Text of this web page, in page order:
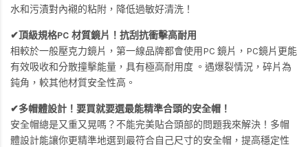
水和污漬對內襯的粘附，降低過敏好清洗！
✔頂級規格PC 材質鏡片！抗刮抗衝擊高耐用
相較於一般壓克力鏡片，第一線品牌都會使用PC 鏡片，PC鏡片更能
有效吸收和分散撞擊能量，具有極高耐用度 。遇爆裂情況，碎片為
鈍角，較其他材質安全性高。
✔多帽體設計！要買就要選最能精準合頭的安全帽！
安全帽總是又重又晃嗎？不能完美貼合頭部的問題我來解決！多帽
體設計能讓你更精準地選到最符合自己尺寸的安全帽，提高穩定性